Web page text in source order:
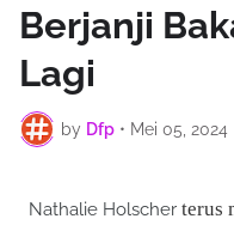
Berjanji
Lagi
by Dfp • Mei 05, 2024
Nathalie Holscher terus